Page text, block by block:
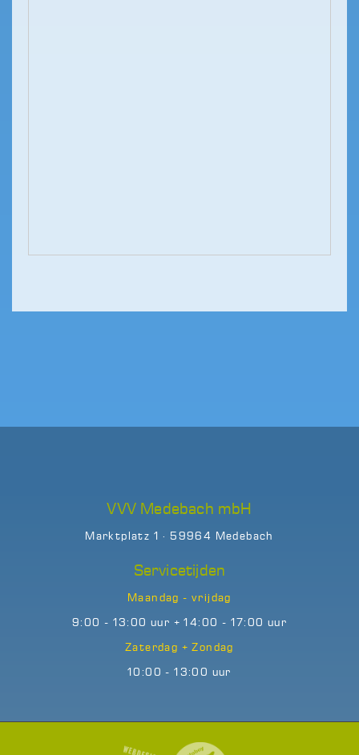
VVV Medebach mbH
Marktplatz 1 · 59964 Medebach
Servicetijden
Maandag - vrijdag
9:00 - 13:00 uur + 14:00 - 17:00 uur
Zaterdag + Zondag
10:00 - 13:00 uur